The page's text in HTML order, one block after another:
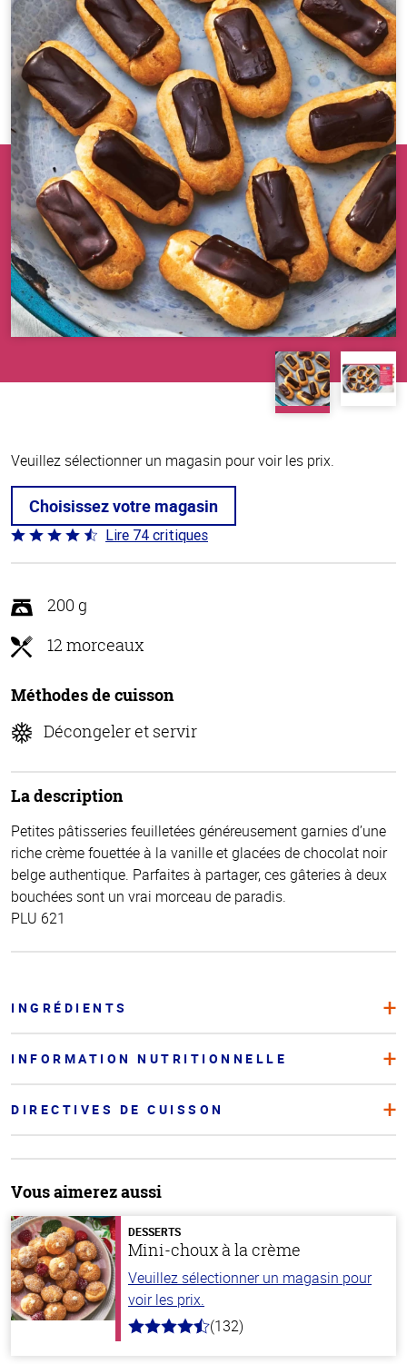
Veuillez sélectionner un magasin pour voir les prix.
Choisissez votre magasin
Coté
4.7 sur
Lire 74 critiques
200 g
12 morceaux
Méthodes de cuisson
Décongeler et servir
La description
Petites pâtisseries feuilletées généreusement garnies d’une
riche crème fouettée à la vanille et glacées de chocolat noir
belge authentique. Parfaites à partager, ces gâteries à deux
bouchées sont un vrai morceau de paradis.
PLU 621
INGRÉDIENTS
INFORMATION NUTRITIONNELLE
DIRECTIVES DE CUISSON
Vous aimerez aussi
DESSERTS
Mini-choux à la crème
Veuillez sélectionner un magasin pour
voir les prix.
4.8
(132)